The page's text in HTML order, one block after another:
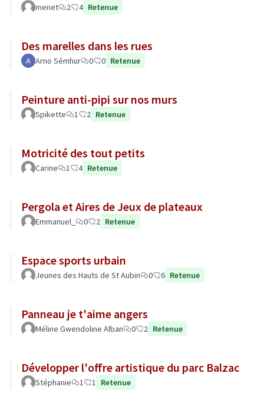
menet 2 4 Retenue
Des marelles dans les rues
Arno Sémhur 0 0 Retenue
Peinture anti-pipi sur nos murs
Spikette 1 2 Retenue
Motricité des tout petits
Carine 1 4 Retenue
Pergola et Aires de Jeux de plateaux
Emmanuel_ 0 2 Retenue
Espace sports urbain
Jeunes des Hauts de St Aubin 0 6 Retenue
Panneau je t'aime angers
Méline Gwendoline Alban 0 2 Retenue
Développer l'offre artistique du parc Balzac
Stéphanie 1 1 Retenue